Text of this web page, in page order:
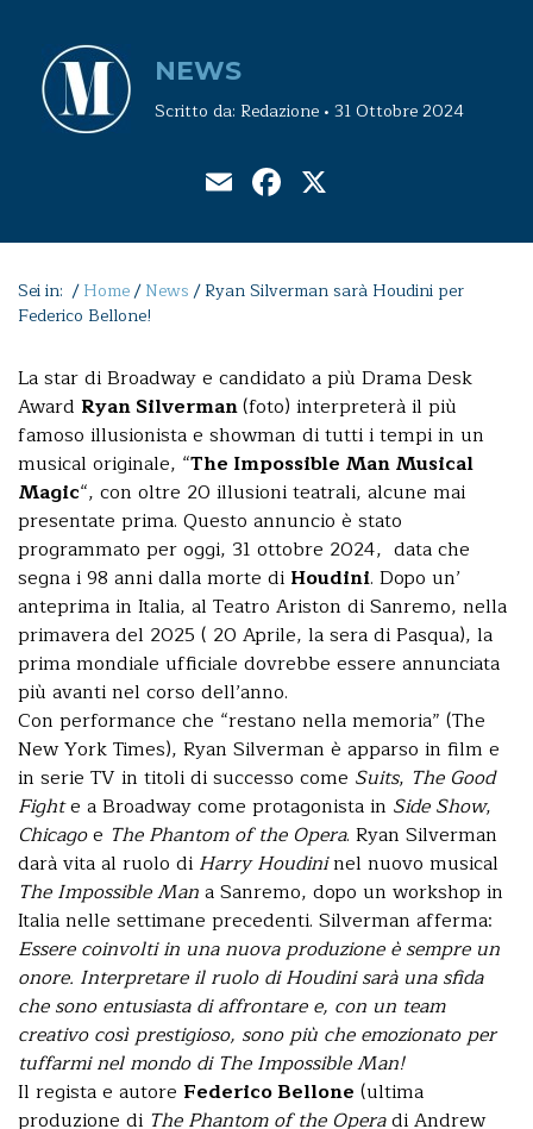
NEWS
Scritto da: Redazione • 31 Ottobre 2024
EmailFacebook
Sei in: /Home/News /Ryan Silverman sarà Houdini per
Federico Bellone!
La star di Broadway e candidato a più Drama Desk
Award Ryan Silverman(foto) interpreterà il più
famoso illusionista e showman di tutti i tempi in un
musical originale, “The Impossible Man Musical
Magic“, con oltre 20 illusioni teatrali, alcune mai
presentate prima. Questo annuncio è stato
programmato per oggi, 31 ottobre 2024, data che
segna i 98 anni dalla morte di Houdini. Dopo un’
anteprima in Italia, al Teatro Ariston di Sanremo, nella
primavera del 2025 ( 20 Aprile, la sera di Pasqua), la
prima mondiale ufficiale dovrebbe essere annunciata
più avanti nel corso dell’anno.
Con performance che “restano nella memoria” (The
New York Times), Ryan Silverman è apparso in film e
in serie TV in titoli di successo come Suits, The Good
Fighte a Broadway come protagonista in Side Show,
Chicagoe The Phantom of the Opera. Ryan Silverman
darà vita al ruolo di Harry Houdininel nuovo musical
The Impossible Mana Sanremo, dopo un workshop in
Italia nelle settimane precedenti. Silverman afferma:
Essere coinvolti in una nuova produzione è sempre un
onore. Interpretare il ruolo di Houdini sarà una sfida
che sono entusiasta di affrontare e, con un team
creativo così prestigioso, sono più che emozionato per
tuffarmi nel mondo di The Impossible Man!
Il regista e autore Federico Bellone (ultima
produzione di The Phantom of the Operadi Andrew